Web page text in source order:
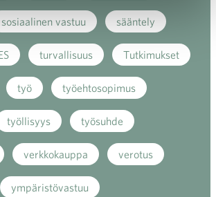
sosiaalinen vastuu sääntely
turvallisuus Tutkimukset
työ työehtosopimus
työllisyys työsuhde
verkkokauppa verotus
ympäristövastuu